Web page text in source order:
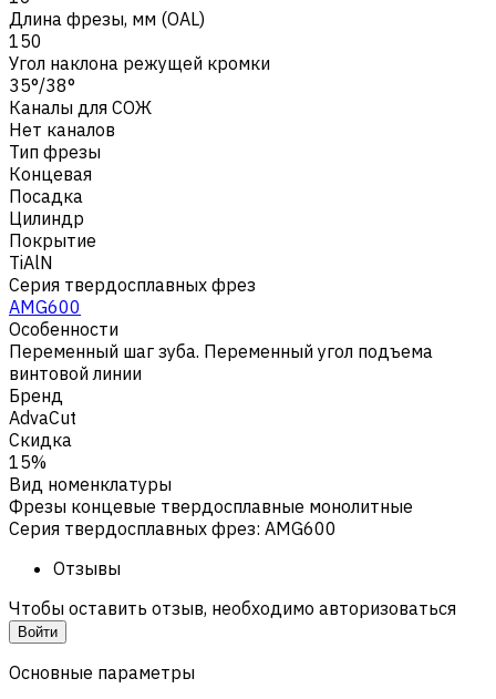
Длина фрезы, мм (OAL)
150
Угол наклона режущей кромки
35°/38°
Каналы для СОЖ
Нет каналов
Тип фрезы
Концевая
Посадка
Цилиндр
Покрытие
TiAlN
Серия твердосплавных фрез
AMG600
Особенности
Переменный шаг зуба. Переменный угол подъема
винтовой линии
Бренд
AdvaCut
Скидка
15%
Вид номенклатуры
Фрезы концевые твердосплавные монолитные
Серия твердосплавных фрез: AMG600
Отзывы
Чтобы оставить отзыв, необходимо авторизоваться
Войти
Основные параметры